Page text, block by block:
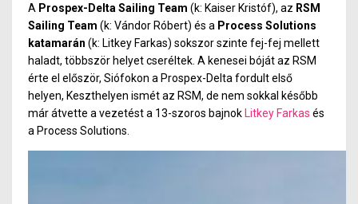
A Prospex-Delta Sailing Team (k: Kaiser Kristóf), az RSM
Sailing Team (k: Vándor Róbert) és a Process Solutions
katamarán (k: Litkey Farkas) sokszor szinte fej-fej mellett
haladt, többször helyet cseréltek. A kenesei bóját az RSM
érte el először, Siófokon a Prospex-Delta fordult első
helyen, Keszthelyen ismét az RSM, de nem sokkal később
már átvette a vezetést a 13-szoros bajnokLitkey Farkas és
a Process Solutions.